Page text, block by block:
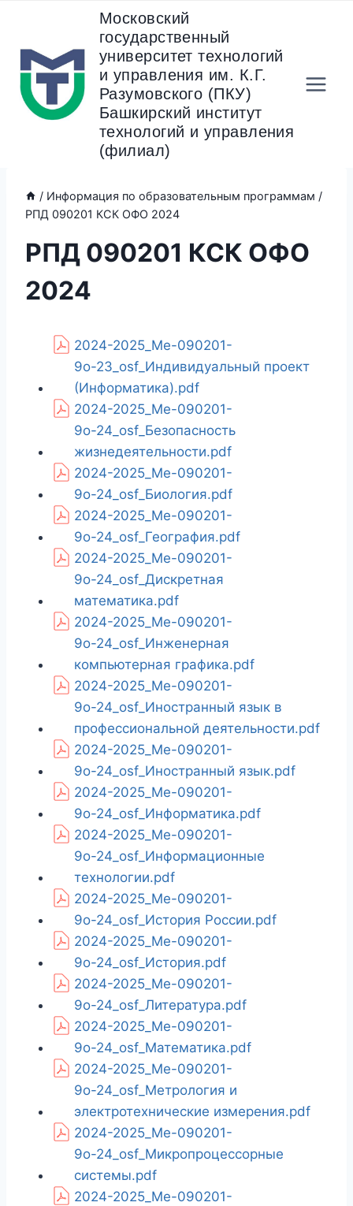
содержанию
Московский
государственный
университет технологий
и управления им. К.Г.
Разумовского (ПКУ)
Башкирский институт
технологий и управления
(филиал)
/ Информация по образовательным программам /
РПД 090201 КСК ОФО 2024
РПД 090201 КСК ОФО
2024
2024-2025_Ме-090201-
9о-23_osf_Индивидуальный проект
(Информатика).pdf
2024-2025_Ме-090201-
9о-24_osf_Безопасность
жизнедеятельности.pdf
2024-2025_Ме-090201-
9о-24_osf_Биология.pdf
2024-2025_Ме-090201-
9о-24_osf_География.pdf
2024-2025_Ме-090201-
9о-24_osf_Дискретная
математика.pdf
2024-2025_Ме-090201-
9о-24_osf_Инженерная
компьютерная графика.pdf
2024-2025_Ме-090201-
9о-24_osf_Иностранный язык в
профессиональной деятельности.pdf
2024-2025_Ме-090201-
9о-24_osf_Иностранный язык.pdf
2024-2025_Ме-090201-
9о-24_osf_Информатика.pdf
2024-2025_Ме-090201-
9о-24_osf_Информационные
технологии.pdf
2024-2025_Ме-090201-
9о-24_osf_История России.pdf
2024-2025_Ме-090201-
9о-24_osf_История.pdf
2024-2025_Ме-090201-
9о-24_osf_Литература.pdf
2024-2025_Ме-090201-
9о-24_osf_Математика.pdf
2024-2025_Ме-090201-
9о-24_osf_Метрология и
электротехнические измерения.pdf
2024-2025_Ме-090201-
9о-24_osf_Микропроцессорные
системы.pdf
2024-2025_Ме-090201-